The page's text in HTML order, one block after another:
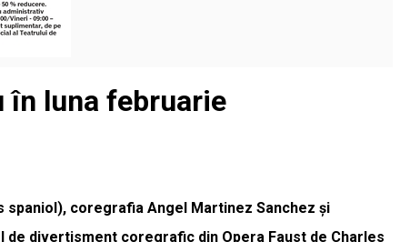
în luna februarie
spaniol), coregrafia Angel Martinez Sanchez și
de divertisment coregrafic din Opera Faust de Charles